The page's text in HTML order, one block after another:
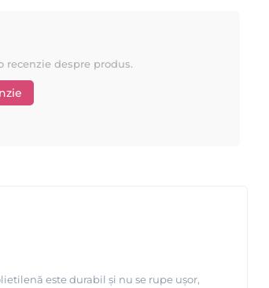
recenzie despre produs.
este durabil și nu se rupe ușor,